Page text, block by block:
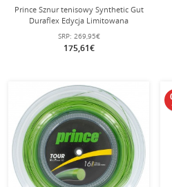
Prince Sznur tenisowy Synthetic Gut
Duraflex Edycja Limitowana
200 metrów rolka
SRP: 269,95€
175,61€